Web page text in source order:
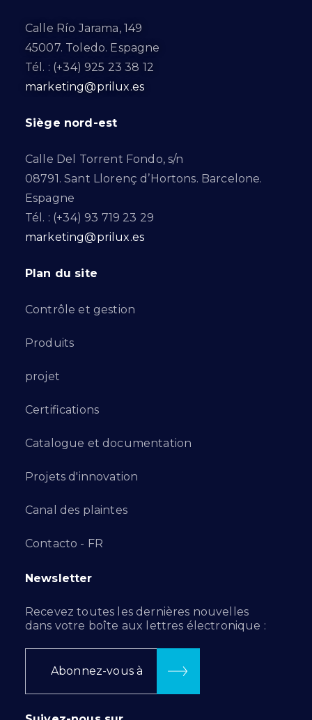
Calle Río Jarama, 149
45007. Toledo. Espagne
Tél. : (+34) 925 23 38 12
marketing@prilux.es
Siège nord-est
Calle Del Torrent Fondo, s/n
08791. Sant Llorenç d’Hortons. Barcelone.
Espagne
Tél. : (+34) 93 719 23 29
marketing@prilux.es
Plan du site
Contrôle et gestion
Produits
projet
Certifications
Catalogue et documentation
Projets d'innovation
Canal des plaintes
Contacto - FR
Newsletter
Recevez toutes les dernières nouvelles
dans votre boîte aux lettres électronique :
Abonnez-vous à